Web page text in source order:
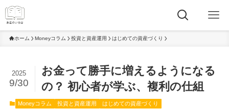
ホーム Moneyコラム 投資と資産運用 はじめての資産づくり
お金って勝手に増えるようになる
の？ 初心者が学ぶ、複利の仕組
2025
9/30
Moneyコラム 投資と資産運用 はじめての資産づくり